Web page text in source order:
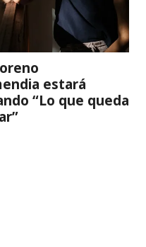
estará
“Lo que queda